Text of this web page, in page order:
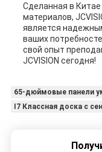
Сделанная в
материалов,
является
ваших
свой опыт
JCVISION сегодня!
65-дюймовые панели
I7 Классная доска с